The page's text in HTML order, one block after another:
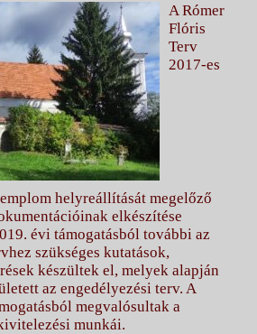
A Rómer
Flóris
Terv
2017-es
helyreállítását megelőző
elkészítése
évi támogatásból további az
szükséges kutatások,
készültek el, melyek alapján
az engedélyezési terv. A
megvalósultak a
munkái.